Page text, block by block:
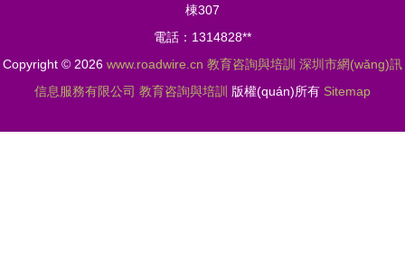
棟307
電話：1314828**
Copyright © 2026 www.roadwire.cn 教育咨詢與培訓 深圳市網(wǎng)訊
信息服務有限公司 教育咨詢與培訓 版權(quán)所有 Sitemap